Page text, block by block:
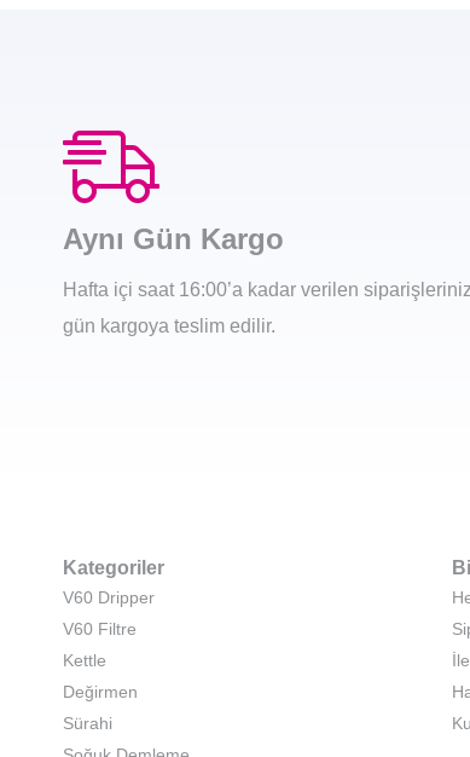
Aynı Gün Kargo
Hafta içi saat 16:00’a kadar verilen
gün kargoya teslim edilir.
Kategoriler
V60 Dripper
V60 Filtre
Kettle
Değirmen
Sürahi